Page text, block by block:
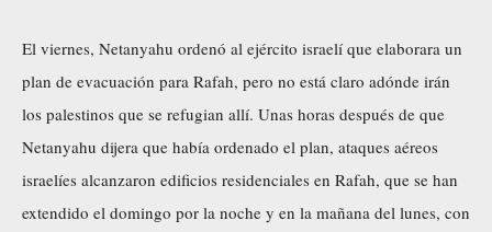
El viernes, Netanyahu ordenó al ejército israelí que elaborara un
plan de evacuación para Rafah, pero no está claro adónde irán
los palestinos que se refugian allí. Unas horas después de que
Netanyahu dijera que había ordenado el plan, ataques aéreos
israelíes alcanzaron edificios residenciales en Rafah, que se han
extendido el domingo por la noche y en la mañana del lunes, con